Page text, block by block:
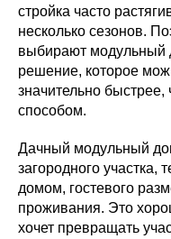
стройка часто
несколько сезонов.
выбирают модульный
решение, которое
значительно
способом.
Дачный модульный
загородного участка,
домом, гостевого
проживания. Это
хочет превращать